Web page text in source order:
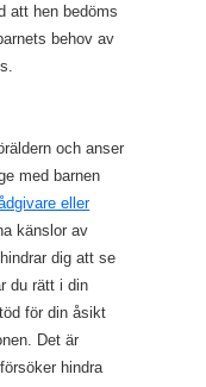
att hen bedöms
behov av
och anser
med barnen
eller
känslor av
dig att se
du rätt i din
för din åsikt
Det är
hindra